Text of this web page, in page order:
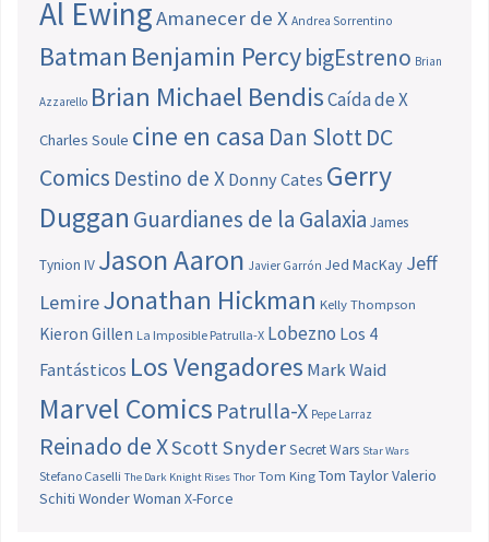
Al EwingAmanecer de X Andrea Sorrentino
Batman Benjamin PercybigEstreno Brian
Azzarello Brian Michael BendisCaída de X
Charles Soule cine en casa Dan SlottDC
Comics Destino de X Donny Cates Gerry
Duggan Guardianes de la Galaxia James
Tynion IV Jason Aaron Javier Garrón Jed MacKay Jeff
LemireJonathan Hickman Kelly Thompson
Kieron Gillen La Imposible Patrulla-X Lobezno Los 4
Fantásticos Los Vengadores Mark Waid
Marvel Comics Patrulla-X Pepe Larraz
Reinado de XScott SnyderSecret Wars Star Wars
Stefano Caselli The Dark Knight Rises Thor Tom King Tom TaylorValerio
Schiti Wonder Woman X-Force